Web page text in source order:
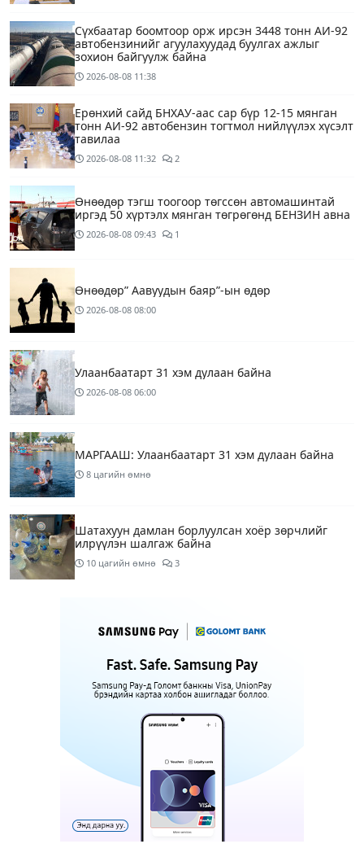
Сүхбаатар боомтоор орж ирсэн 3448 тонн АИ-92
автобензинийг агуулахуудад буулгах ажлыг
зохион байгуулж байна
2026-08-08 11:38
Ерөнхий сайд БНХАУ-аас сар бүр 12-15 мянган
тонн АИ-92 автобензин тогтмол нийлүүлэх хүсэлт
тавилаа
2026-08-08 11:32 2
Өнөөдөр тэгш тоогоор төгссөн автомашинтай
иргэд 50 хүртэлх мянган төгрөгөнд БЕНЗИН авна
2026-08-08 09:43 1
Өнөөдөр” Аавуудын баяр”-ын өдөр
2026-08-08 08:00
Улаанбаатарт 31 хэм дулаан байна
2026-08-08 06:00
МАРГААШ: Улаанбаатарт 31 хэм дулаан байна
8 цагийн өмнө
Шатахуун дамлан борлуулсан хоёр зөрчлийг
илрүүлэн шалгаж байна
10 цагийн өмнө 3
урьдчилсан төлөв
Шатахуун дамлаж байгаа асуудалд ТЕГ-аас
холбогдох мэдээллийн дагуу шалгалтын
ажиллагааг эрчимжүүлж байна
Аялал жуулчлалын компанийн автомашинуудыг
ШТС-ууд хязгаарлалтгүйгээр шатахуун олгох
боломжоор хангана
15 цагийн өмнө